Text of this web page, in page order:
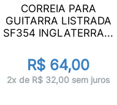
CORREIA PARA
GUITARRA LISTRADA
SF354 INGLATERRA...
R$ 64,00
2x de R$ 32,00 sem juros